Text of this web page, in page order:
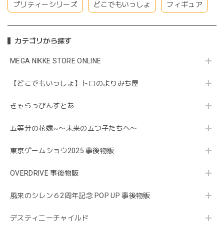
プリティーシリーズ どこでもいっしょ フィギュア
カテゴリから探す
MEGA NIKKE STORE ONLINE
【どこでもいっしょ】トロのよりみち屋
きゃらっぴんすとあ
五等分の花嫁∽〜未来の五つ子たちへ〜
東京ゲームショウ2025 事後物販
OVERDRIVE 事後物販
風来のシレン６2周年記念 POP UP 事後物販
デスティニーチャイルド